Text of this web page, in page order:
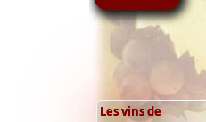
Les vins de